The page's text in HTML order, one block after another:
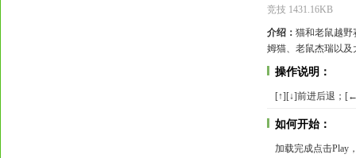
竞技 1431.16KB
介绍： 猫和老鼠越野
姆猫、老鼠杰瑞以
操作说明：
[↑][↓]前进后退；
如何开始：
加载完成点击Play